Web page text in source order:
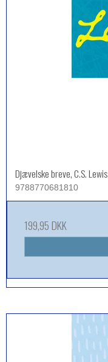
Djævelske breve, C.S. Lewis
9788770681810
199,95 DKK